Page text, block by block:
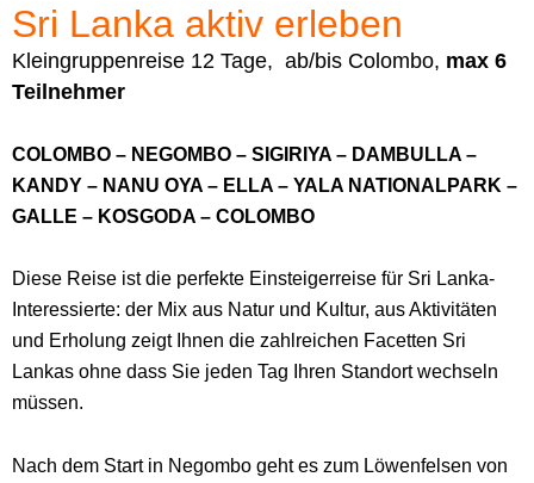
Sri Lanka aktiv erleben
Kleingruppenreise 12 Tage, ab/bis Colombo, max 6
Teilnehmer
COLOMBO – NEGOMBO – SIGIRIYA – DAMBULLA –
KANDY – NANU OYA – ELLA – YALA NATIONALPARK –
GALLE – KOSGODA – COLOMBO
Diese Reise ist die perfekte Einsteigerreise für Sri Lanka-
Interessierte: der Mix aus Natur und Kultur, aus Aktivitäten
und Erholung zeigt Ihnen die zahlreichen Facetten Sri
Lankas ohne dass Sie jeden Tag Ihren Standort wechseln
müssen.
Nach dem Start in Negombo geht es zum Löwenfelsen von